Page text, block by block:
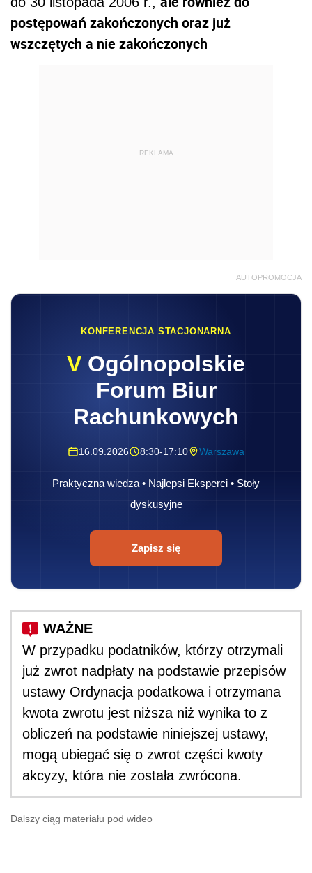
postępowań zakończonych oraz już
wszczętych a nie zakończonych
REKLAMA
AUTOPROMOCJA
KONFERENCJA STACJONARNA
V Ogólnopolskie
Forum Biur
Rachunkowych
16.09.2026 8:30-17:10 Warszawa
Praktyczna wiedza • Najlepsi Eksperci • Stoły
dyskusyjne
Zapisz się
W przypadku podatników, którzy otrzymali
już zwrot nadpłaty na podstawie przepisów
ustawy Ordynacja podatkowa i otrzymana
kwota zwrotu jest niższa niż wynika to z
obliczeń na podstawie niniejszej ustawy,
mogą ubiegać się o zwrot części kwoty
akcyzy, która nie została zwrócona.
Dalszy ciąg materiału pod wideo